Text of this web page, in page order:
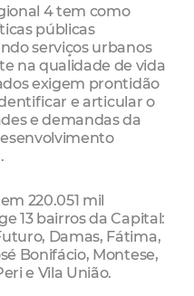
4 tem como
públicas
serviços urbanos
na qualidade de vida
exigem prontidão
e articular o
e demandas da
220.051 mil
13 bairros da Capital:
Damas, Fátima,
Bonifácio, Montese,
e Vila União.